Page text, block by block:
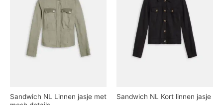
Sandwich NL Linnen jasje met
Sandwich NL Kort linnen jasje